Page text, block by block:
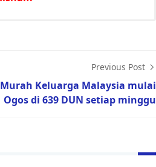
Previous Post
Keluarga Malaysia mulai
Ogos di 639 DUN setiap minggu